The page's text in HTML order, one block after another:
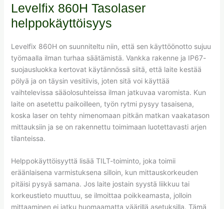
Levelfix 860H Tasolaser
helppokäyttöisyys
Levelfix 860H on suunniteltu niin, että sen käyttöönotto sujuu
työmaalla ilman turhaa säätämistä. Vankka rakenne ja IP67-
suojausluokka kertovat käytännössä siitä, että laite kestää
pölyä ja on täysin vesitiivis, joten sitä voi käyttää
vaihtelevissa sääolosuhteissa ilman jatkuvaa varomista. Kun
laite on asetettu paikoilleen, työn rytmi pysyy tasaisena,
koska laser on tehty nimenomaan pitkän matkan vaakatason
mittauksiin ja se on rakennettu toimimaan luotettavasti arjen
tilanteissa.
Helppokäyttöisyyttä lisää TILT-toiminto, joka toimii
eräänlaisena varmistuksena silloin, kun mittauskorkeuden
pitäisi pysyä samana. Jos laite jostain syystä liikkuu tai
korkeustieto muuttuu, se ilmoittaa poikkeamasta, jolloin
mittaaminen ei jatku huomaamatta väärillä asetuksilla. Tämä